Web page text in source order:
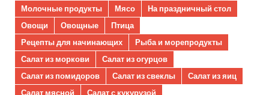
Молочные продукты
Мясо
На праздничный стол
Овощи
Овощные
Птица
Рецепты для начинающих
Рыба и морепродукты
Салат из моркови
Салат из огурцов
Салат из помидоров
Салат из свеклы
Салат из яиц
Салат мясной
Салат с кукурузой